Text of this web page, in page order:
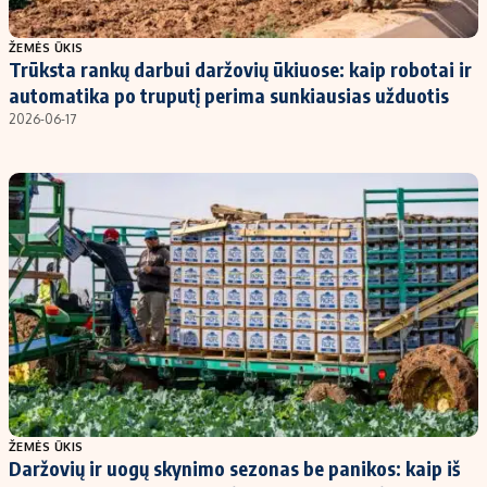
Populiarios temos
Investavimas
Akcijų rinka
Kriptovaliutos
Infliacija
Migracija
Titulinis
Nedarbo išmokos skaičiuoklė
Įdomios naujienos
Redakcija
Apie mus
Redakcijos politika
Privatumo politika
Turinio žymėjimo taisyklės
ŽEMĖS ŪKIS
Trūksta rankų darbui daržovių ūkiuose: kaip robotai ir
automatika po truputį perima sunkiausias užduotis
2026-06-17
ŽEMĖS ŪKIS
Daržovių ir uogų skynimo sezonas be panikos: kaip iš